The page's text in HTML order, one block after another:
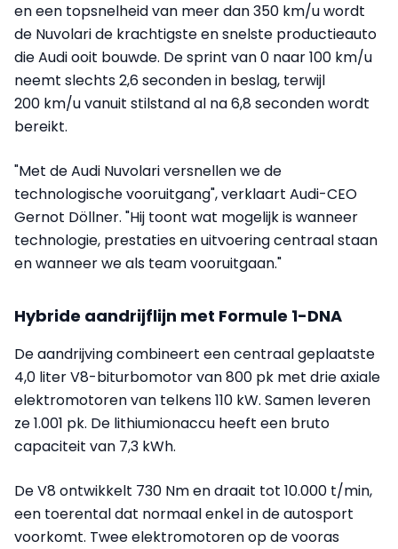
en een topsnelheid van meer dan 350 km/u wordt
de Nuvolari de krachtigste en snelste productieauto
die Audi ooit bouwde. De sprint van 0 naar 100 km/u
neemt slechts 2,6 seconden in beslag, terwijl
200 km/u vanuit stilstand al na 6,8 seconden wordt
bereikt.
"Met de Audi Nuvolari versnellen we de
technologische vooruitgang", verklaart Audi-CEO
Gernot Döllner. "Hij toont wat mogelijk is wanneer
technologie, prestaties en uitvoering centraal staan
en wanneer we als team vooruitgaan."
Hybride aandrijflijn met Formule 1-DNA
De aandrijving combineert een centraal geplaatste
4,0 liter V8-biturbomotor van 800 pk met drie axiale
elektromotoren van telkens 110 kW. Samen leveren
ze 1.001 pk. De lithiumionaccu heeft een bruto
capaciteit van 7,3 kWh.
De V8 ontwikkelt 730 Nm en draait tot 10.000 t/min,
een toerental dat normaal enkel in de autosport
voorkomt. Twee elektromotoren op de vooras